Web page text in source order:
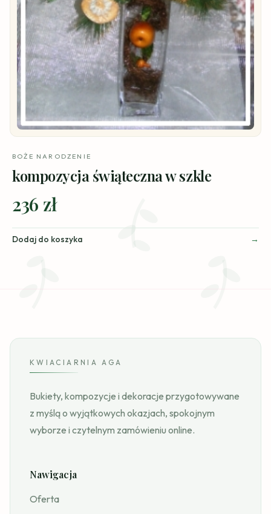
BOŻE NARODZENIE
kompozycja świąteczna w szkle
236 zł
Dodaj do koszyka
KWIACIARNIA AGA
Bukiety, kompozycje i dekoracje przygotowywane
z myślą o wyjątkowych okazjach, spokojnym
wyborze i czytelnym zamówieniu online.
Nawigacja
Oferta